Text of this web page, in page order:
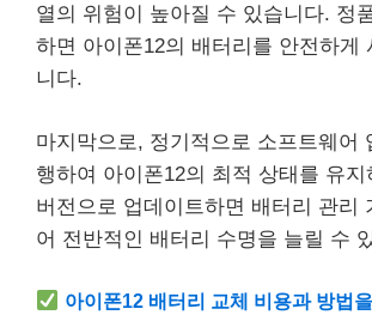
열의 위험이 높아질 수 있습니다. 정
하면 아이폰12의 배터리를 안전하게
니다.
마지막으로, 정기적으로 소프트웨어
행하여 아이폰12의 최적 상태를 유지
버전으로 업데이트하면 배터리 관리
어 전반적인 배터리 수명을 늘릴 수
아이폰12 배터리 교체 비용과 방법